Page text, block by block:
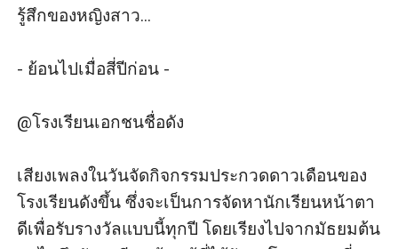
รู้สึกของหญิงสาว...
- ย้อนไปเมื่อสี่ปีก่อน -
@โรงเรียนเอกชนชื่อดัง
เสียงเพลงในวันจัดกิจกรรมประกวดดาวเดือนของ
โรงเรียนดังขึ้น ซึ่งจะเป็นการจัดหานักเรียนหน้าตา
ดีเพื่อรับรางวัลแบบนี้ทุกปี โดยเรียงไปจากมัธยมต้น